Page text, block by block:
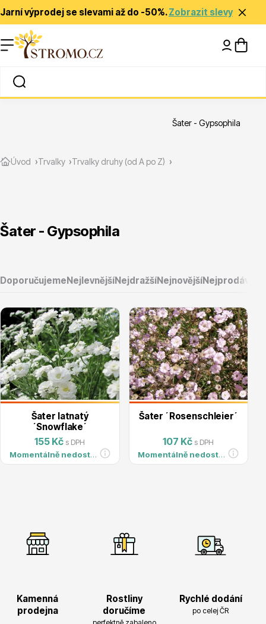
Jarní výprodej se slevami až do -50%.Zobrazit slevy
Rady a tipy
Vřesovištní rostliny
Vánoční stromky v květináčích a řezané
Magnólie
Úvod Trvalky Trvalky druhy (od A po Z)
Šater - Gypsophila
Šater - Gypsophila
DoporučujemeNejlevnějšíNejdražšíNejnovější
Šater latnatý
´Snowflake´
155 Kč s DPH
Momentálně nedostupné
Šater ´Rosenschleier´
107 Kč s DPH
Momentálně nedostupné
Kamenná
prodejna
Rostliny
doručíme
Rychlé dodání
po celej ČR